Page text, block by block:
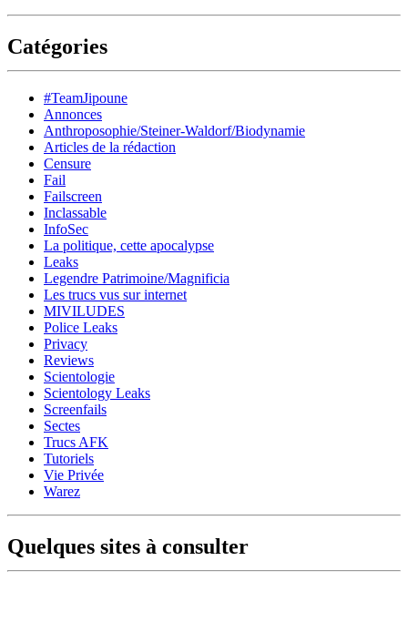
Catégories
#TeamJipoune
Annonces
Anthroposophie/Steiner-Waldorf/Biodynamie
Articles de la rédaction
Censure
Fail
Failscreen
Inclassable
InfoSec
La politique, cette apocalypse
Leaks
Legendre Patrimoine/Magnificia
Les trucs vus sur internet
MIVILUDES
Police Leaks
Privacy
Reviews
Scientologie
Scientology Leaks
Screenfails
Sectes
Trucs AFK
Tutoriels
Vie Privée
Warez
Quelques sites à consulter